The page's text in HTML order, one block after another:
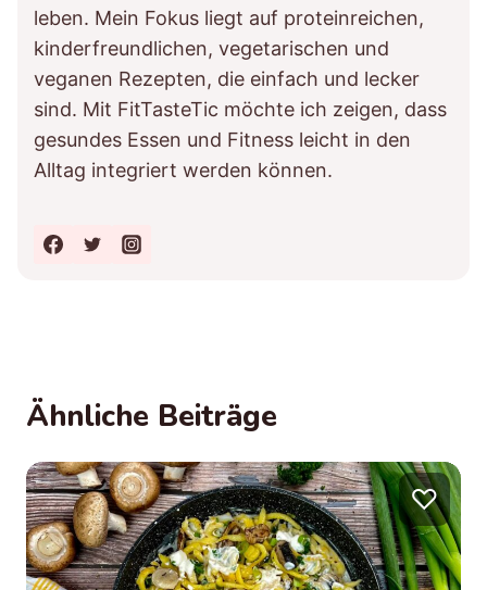
leben. Mein Fokus liegt auf proteinreichen,
kinderfreundlichen, vegetarischen und
veganen Rezepten, die einfach und lecker
sind. Mit FitTasteTic möchte ich zeigen, dass
gesundes Essen und Fitness leicht in den
Alltag integriert werden können.
Ähnliche Beiträge
♡